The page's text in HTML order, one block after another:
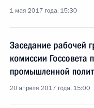
1 мая 2017 года, 15:30
Заседание рабочей
комиссии Госсовета
промышленной
20 апреля 2017 года, 15:00